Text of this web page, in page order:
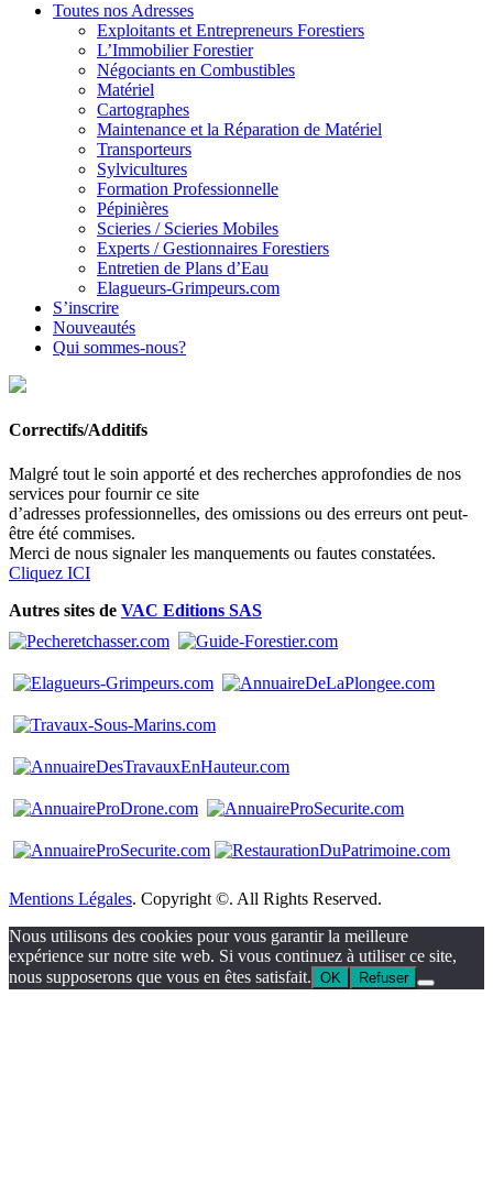
Toutes nos Adresses
Exploitants et Entrepreneurs Forestiers
L’Immobilier Forestier
Négociants en Combustibles
Matériel
Cartographes
Maintenance et la Réparation de Matériel
Transporteurs
Sylvicultures
Formation Professionnelle
Pépinières
Scieries / Scieries Mobiles
Experts / Gestionnaires Forestiers
Entretien de Plans d’Eau
Elagueurs-Grimpeurs.com
S’inscrire
Nouveautés
Qui sommes-nous?
Correctifs/Additifs
Malgré tout le soin apporté et des recherches approfondies de nos
services pour fournir ce site
d’adresses professionnelles, des omissions ou des erreurs ont peut-
être été commises.
Merci de nous signaler les manquements ou fautes constatées.
Cliquez ICI
Autres sites de VAC Editions SAS
Mentions Légales. Copyright ©. All Rights Reserved.
Nous utilisons des cookies pour vous garantir la meilleure
expérience sur notre site web. Si vous continuez à utiliser ce site,
nous supposerons que vous en êtes satisfait. OK Refuser